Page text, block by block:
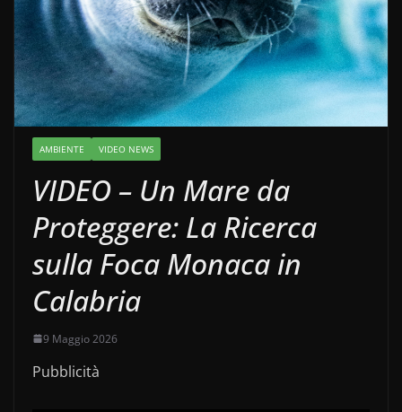
AMBIENTE VIDEO NEWS
VIDEO – Un Mare da
Proteggere: La Ricerca
sulla Foca Monaca in
Calabria
9 Maggio 2026
Pubblicità